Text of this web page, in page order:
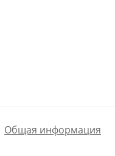
Общая информация